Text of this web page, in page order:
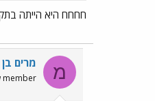
חחחח היא הייתה
מ מרים
member